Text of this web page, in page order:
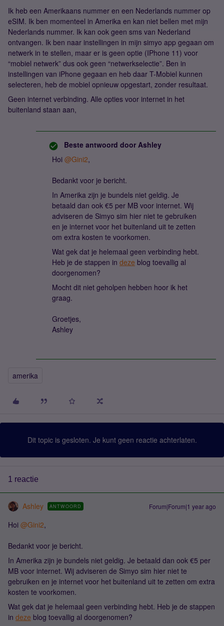
Ik heb een Amerikaans nummer en een Nederlands nummer op
eSIM. Ik ben momenteel in Amerika en kan niet bellen met mijn
Nederlands nummer. Ik kan ook geen sms van Nederland
ontvangen. Ik ben naar instellingen in mijn simyo app gegaan om
netwerk in te stellen, maar er is geen optie (IPhone 11) voor
“mobiel netwerk” dus ook geen “netwerkselectie”. Ben in
instellingen van iPhone gegaan en heb daar T-Mobiel kunnen
selecteren, heb de mobiel opnieuw opgestart, zonder resultaat.
Geen internet verbinding. Alle opties voor internet in het
buitenland staan aan,
Beste antwoord door Ashley
Hoi @Gini2,
Bedankt voor je bericht.
In Amerika zijn je bundels niet geldig. Je
betaald dan ook €5 per MB voor internet. Wij
adviseren de Simyo sim hier niet te gebruiken
en je internet voor het buitenland uit te zetten
om extra kosten te voorkomen.
Wat gek dat je helemaal geen verbinding hebt.
Heb je de stappen in deze blog toevallig al
doorgenomen?
Mocht dit niet geholpen hebben hoor ik het
graag.
Groetjes,
Ashley
amerika
Dit topic is gesloten. Je kunt geen reactie achterlaten.
1 reactie
Ashley ANTWOORD Forum|Forum|1 year ago
Hoi @Gini2,
Bedankt voor je bericht.
In Amerika zijn je bundels niet geldig. Je betaald dan ook €5 per
MB voor internet. Wij adviseren de Simyo sim hier niet te
gebruiken en je internet voor het buitenland uit te zetten om extra
kosten te voorkomen.
Wat gek dat je helemaal geen verbinding hebt. Heb je de stappen
in deze blog toevallig al doorgenomen?